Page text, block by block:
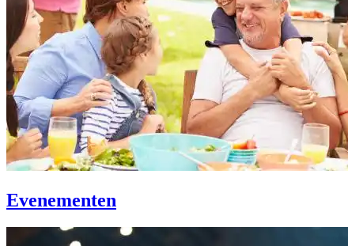
Evenementen